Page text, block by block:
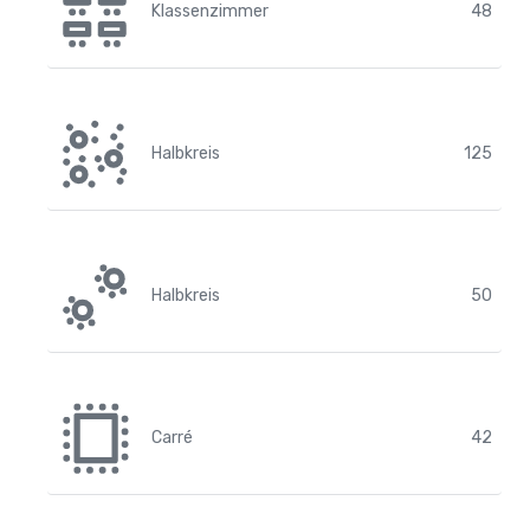
Klassenzimmer 48
Halbkreis 125
Halbkreis 50
Carré 42